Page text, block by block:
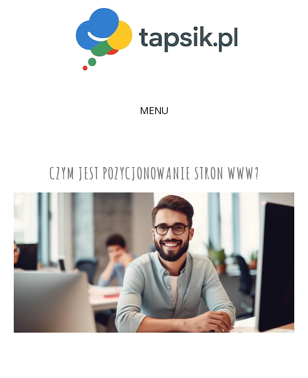
MENU
CONTENTCZYM JEST POZYCJONOWANIE STRON WWW?